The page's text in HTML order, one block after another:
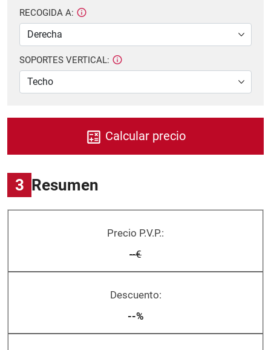
RECOGIDA A:
SOPORTES VERTICAL:
Calcular precio
3 Resumen
Precio P.V.P.:
--€
Descuento:
--%